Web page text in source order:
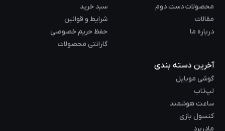
محصولات دست دوم
مقالات
درباره ما
سبد خرید
شرایط و قوانین
حفظ حریم خصوصی
گارانتی محصولات
آخرین دسته بندی
گوشی موبایل
لپ‌تاب
ساعت هوشمند
کنسول بازی
مادربرد